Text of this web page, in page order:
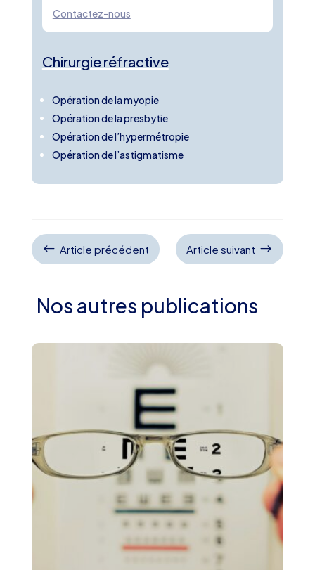
Contactez-nous
Chirurgie réfractive
Opération de la myopie
Opération de la presbytie
Opération de l’hypermétropie
Opération de l’astigmatisme
# Article précédent Article suivant $
Nos autres publications